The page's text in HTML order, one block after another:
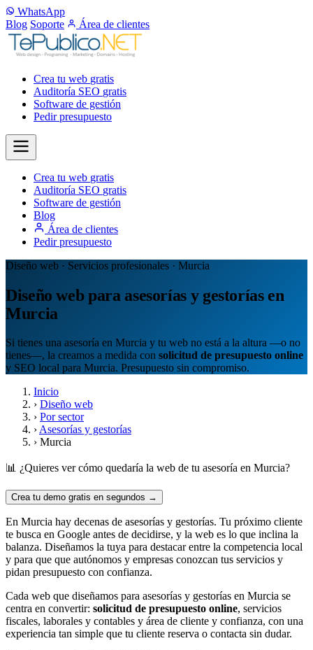
WhatsApp
Blog Soporte Área de clientes
Crea tu web gratis
Auditoría SEO gratis
Software de gestión
Pedir presupuesto
Crea tu web gratis
Auditoría SEO gratis
Software de gestión
Blog
Área de clientes
Pedir presupuesto
Diseño web · Servicios profesionales · Murcia
Diseño web para asesorías y gestorías en
Murcia
Si tienes una asesoría en Murcia y tu web no está a la altura —o no
tienes—, la creamos a medida con solicitud de presupuesto online
y SEO local para Murcia. Presupuesto sin compromiso.
Inicio
› Diseño web
› Por sector
› Asesorías y gestorías
› Murcia
📊 ¿Quieres ver cómo quedaría la web de tu asesoría en Murcia?
Crea tu demo gratis en segundos →
En Murcia hay decenas de asesorías y gestorías. Tu próximo cliente
te busca en Google antes de decidirse, y la web es lo que inclina la
balanza. Diseñamos la tuya para destacar entre la competencia local
y para que que autónomos y empresas conozcan tus servicios y
pidan presupuesto con confianza.
Cada web que diseñamos para asesorías y gestorías en Murcia se
centra en convertir: solicitud de presupuesto online, servicios
fiscales, laborales y contables y área de cliente y confianza, con una
experiencia tan simple que tu cliente reserva o contacta sin dudar.